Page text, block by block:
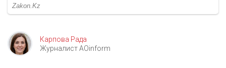
Карпова Рада
Журналист AOinform